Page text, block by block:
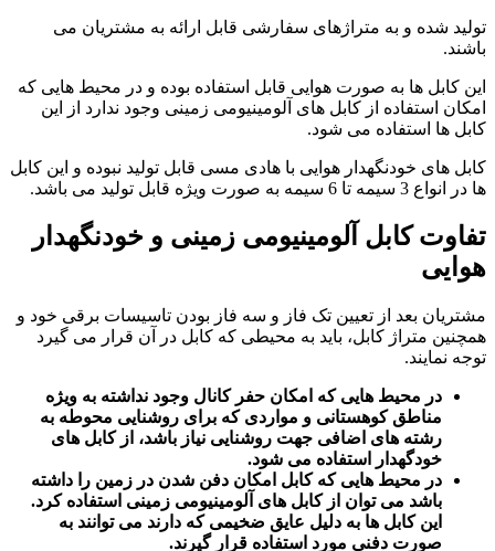
تولید شده و به متراژهای سفارشی قابل ارائه به مشتریان می
باشند.
این کابل ها به صورت هوایی قابل استفاده بوده و در محیط هایی که
امکان استفاده از کابل های آلومینیومی زمینی وجود ندارد از این
کابل ها استفاده می شود.
کابل های خودنگهدار هوایی با هادی مسی قابل تولید نبوده و این کابل
ها در انواع 3 سیمه تا 6 سیمه به صورت ویژه قابل تولید می باشد.
تفاوت کابل آلومینیومی زمینی و خودنگهدار
هوایی
مشتریان بعد از تعیین تک فاز و سه فاز بودن تاسیسات برقی خود و
همچنین متراژ کابل، باید به محیطی که کابل در آن قرار می گیرد
توجه نمایند.
در محیط هایی که امکان حفر کانال وجود نداشته به ویژه
مناطق کوهستانی و مواردی که برای روشنایی محوطه به
رشته های اضافی جهت روشنایی نیاز باشد، از کابل های
خودگهدار استفاده می شود.
در محیط هایی که کابل امکان دفن شدن در زمین را داشته
باشد می توان از کابل های آلومینیومی زمینی استفاده کرد.
این کابل ها به دلیل عایق ضخیمی که دارند می توانند به
صورت دفنی مورد استفاده قرار گیرند.